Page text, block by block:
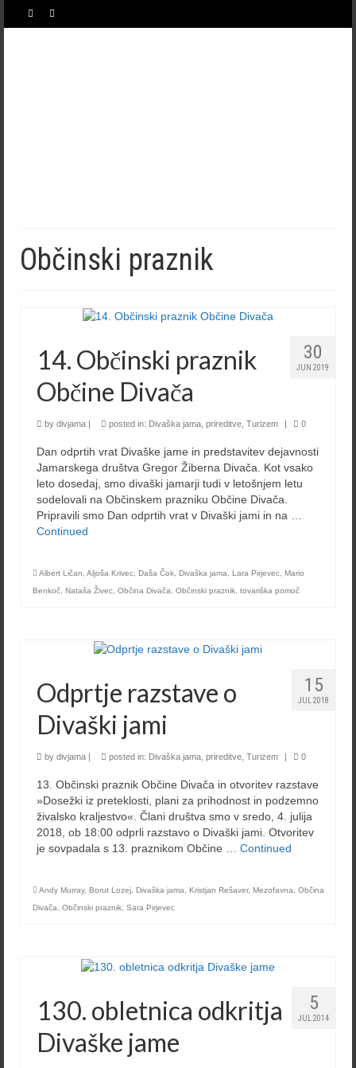
Občinski praznik
30
JUN 2019
14. Občinski praznik
Občine Divača
by divjama | posted in: Divaška jama prireditve Turizem | 0
Dan odprtih vrat Divaške jame in predstavitev dejavnosti
Jamarskega društva Gregor Žiberna Divača. Kot vsako
leto dosedaj, smo divaški jamarji tudi v letošnjem letu
sodelovali na Občinskem prazniku Občine Divača.
Pripravili smo Dan odprtih vrat v Divaški jami in na …
Continued
Albert Ličan Aljoša Krivec Daša Čok Divaška jama Lara Pirjevec Mario
Benkoč Nataša Živec Občina Divača Občinski praznik tovariška pomoč
15
JUL 2018
Odprtje razstave o
Divaški jami
by divjama posted in: Divaška jama, prireditve, Turizem 0
13. Občinski praznik Občine Divača in otvoritev razstave
»Dosežki iz preteklosti, plani za prihodnost in podzemno
živalsko kraljestvo«. Člani društva smo v sredo, 4. julija
2018, ob 18:00 odprli razstavo o Divaški jami. Otvoritev
je sovpadala s 13. praznikom Občine … Continued
Andy Murray, Borut Lozej, Divaška jama, Kristjan Rešaver, Mezofavna, Občina
Divača, Občinski praznik, Sara Pirjevec
5
JUL 2014
130. obletnica odkritja
Divaške jame